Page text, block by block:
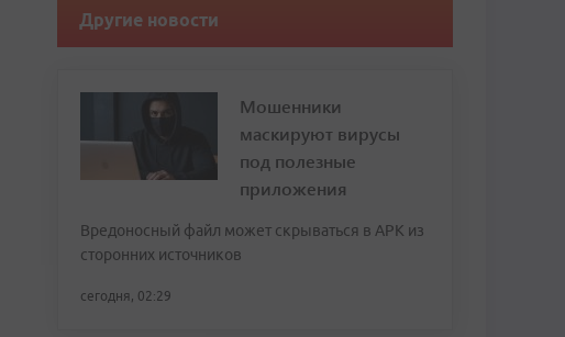
Другие новости
Мошенники
маскируют вирусы
под полезные
приложения
Вредоносный файл может скрываться в APK из
сторонних источников
сегодня, 02:29